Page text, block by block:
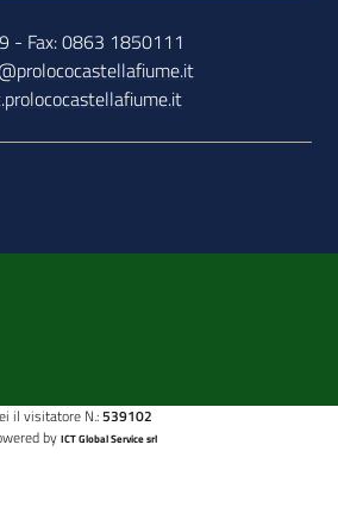
- Fax: 0863 1850111
il visitatore N.:539102
by ICT Global Service srl